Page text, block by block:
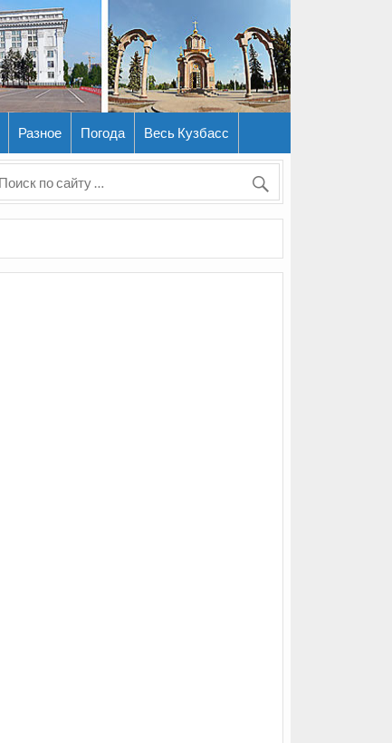
Разное Погода Весь Кузбасс